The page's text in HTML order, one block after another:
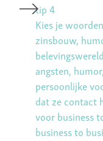
tip 4
Kies je
zinsbouw,
angsten,
persoonlijke
dat ze contact
voor business
business to